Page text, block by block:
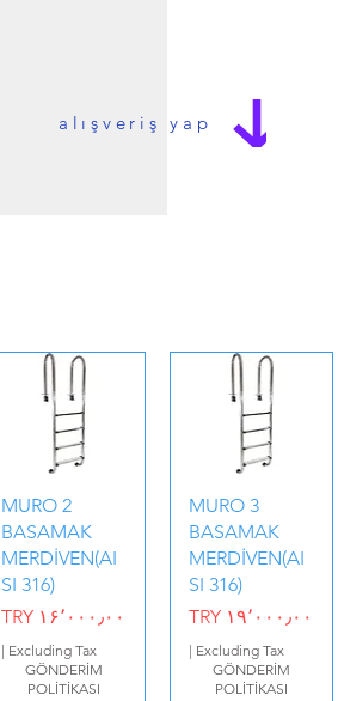
alışveriş yap
MURO 3
BASAMAK
MERDİVEN(AI
SI 316)
Price
TRY ۱۹٬۰۰۰٫۰۰
Excluding Tax
|
GÖNDERİM
POLİTİKASI
MURO 2
BASAMAK
MERDİVEN(AI
SI 316)
Price
TRY ۱۶٬۰۰۰٫۰۰
Excluding Tax
|
GÖNDERİM
POLİTİKASI